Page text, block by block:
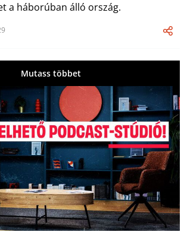
a háborúban álló ország.
Mutass többet